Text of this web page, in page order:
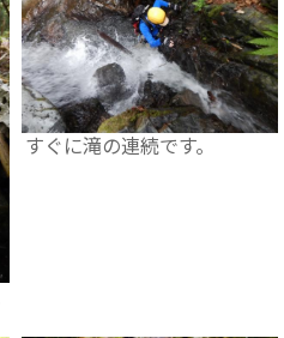
すぐに滝の連続です。